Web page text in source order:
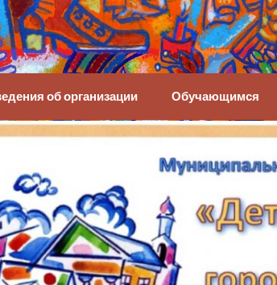
об организации Обучающимся